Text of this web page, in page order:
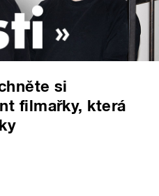
si
filmařky, která